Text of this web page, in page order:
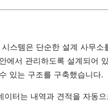
스템은 단순한 설계 사무
에서 관리하도록 설계되어
있는 구조를 구축했습니다.
이터는 내역과 견적을 자동